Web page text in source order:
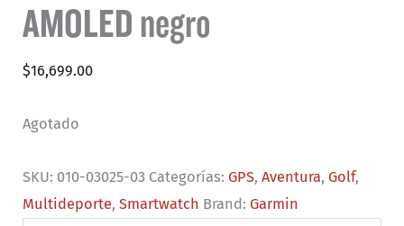
AMOLED negro
$16,699.00
Agotado
SKU: 010-03025-03 Categorías: GPS,Aventura, Golf,
Multideporte,Smartwatch Brand: Garmin